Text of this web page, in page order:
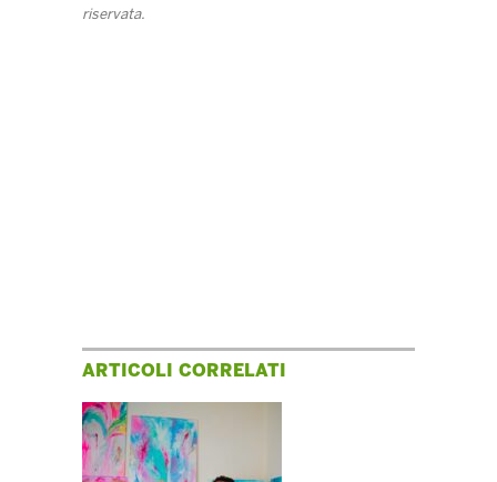
riservata.
ARTICOLI CORRELATI